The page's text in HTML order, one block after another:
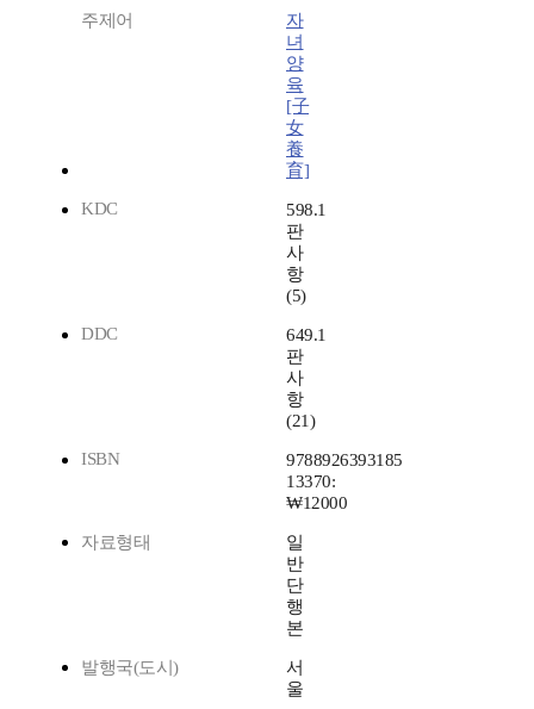
주제어
자
녀
양
육
[子
女
養
育]
KDC
598.1
판
사
항
(5)
DDC
649.1
판
사
항
(21)
ISBN
9788926393185
13370:
₩12000
자료형태
일
반
단
행
본
발행국(도시)
서
울